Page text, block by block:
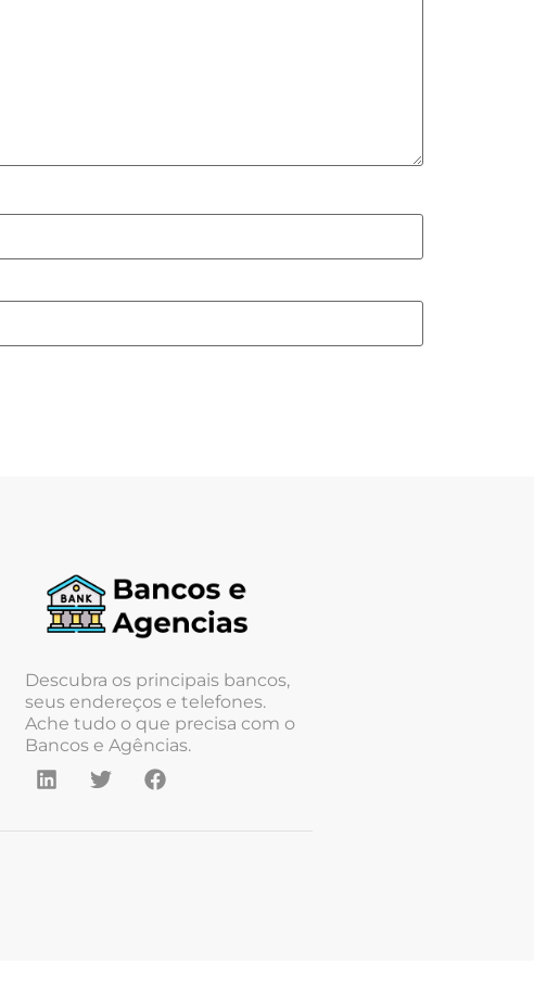
Descubra os principais bancos,
seus endereços e telefones.
Ache tudo o que precisa com o
Bancos e Agências.